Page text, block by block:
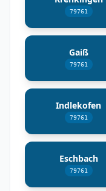
79761
Gaiß
79761
Indlekofen
79761
Eschbach
79761